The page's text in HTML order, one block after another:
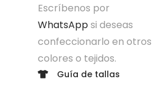
Escríbenos por
WhatsAppsi deseas
confeccionarlo en otros
colores o tejidos.
Guía de tallas